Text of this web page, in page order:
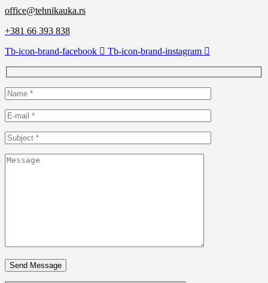
office@tehnikauka.rs
+381 66 393 838
Tb-icon-brand-facebook
Tb-icon-brand-instagram